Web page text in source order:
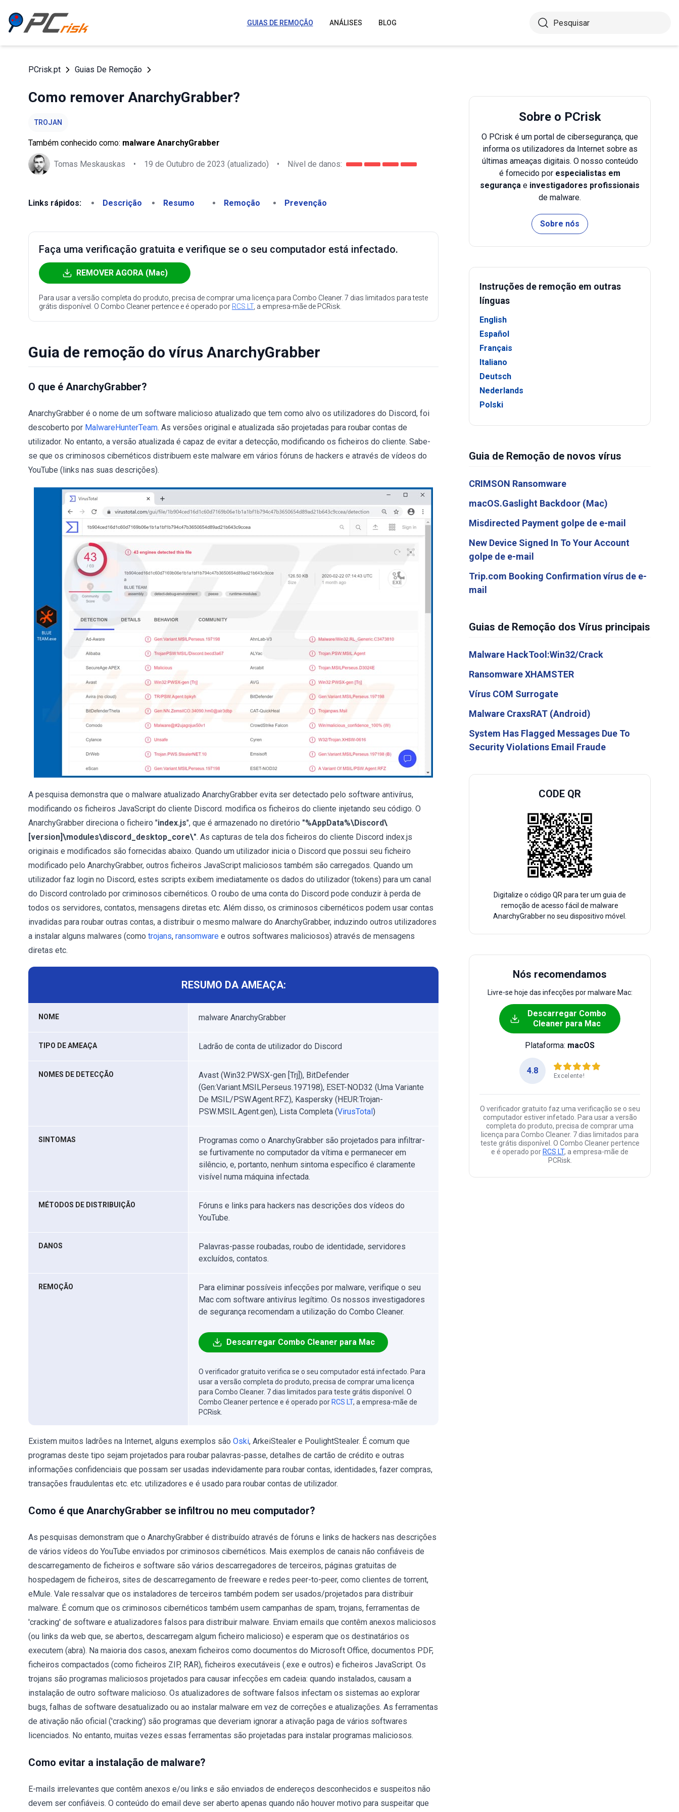
GUIAS DE REMOÇÃO ANÁLISES BLOG
PCrisk.pt Guias De Remoção
Como remover AnarchyGrabber?
TROJAN
Também conhecido como: malware AnarchyGrabber
Tomas Meskauskas • 19 de Outubro de 2023 (atualizado) • Nível de danos:
Links rápidos: Descrição Resumo Remoção Prevenção
Faça uma verificação gratuita e verifique se o seu computador está infectado.
REMOVER AGORA (Mac)
Para usar a versão completa do produto, precisa de comprar uma licença para Combo Cleaner. 7 dias limitados para teste
grátis disponível. O Combo Cleaner pertence e é operado por RCS LT, a empresa-mãe de PCRisk.
Guia de remoção do vírus AnarchyGrabber
O que é AnarchyGrabber?
AnarchyGrabber é o nome de um software malicioso atualizado que tem como alvo os utilizadores do Discord, foi
descoberto por MalwareHunterTeam. As versões original e atualizada são projetadas para roubar contas de
utilizador. No entanto, a versão atualizada é capaz de evitar a detecção, modificando os ficheiros do cliente. Sabe-
se que os criminosos cibernéticos distribuem este malware em vários fóruns de hackers e através de vídeos do
YouTube (links nas suas descrições).
A pesquisa demonstra que o malware atualizado AnarchyGrabber evita ser detectado pelo software antivírus,
modificando os ficheiros JavaScript do cliente Discord. modifica os ficheiros do cliente injetando seu código. O
AnarchyGrabber direciona o ficheiro "index.js", que é armazenado no diretório "%AppData%\Discord\
[version]\modules\discord_desktop_core\". As capturas de tela dos ficheiros do cliente Discord index.js
originais e modificados são fornecidas abaixo. Quando um utilizador inicia o Discord que possui seu ficheiro
modificado pelo AnarchyGrabber, outros ficheiros JavaScript maliciosos também são carregados. Quando um
utilizador faz login no Discord, estes scripts exibem imediatamente os dados do utilizador (tokens) para um canal
do Discord controlado por criminosos cibernéticos. O roubo de uma conta do Discord pode conduzir à perda de
todos os servidores, contatos, mensagens diretas etc. Além disso, os criminosos cibernéticos podem usar contas
invadidas para roubar outras contas, a distribuir o mesmo malware do AnarchyGrabber, induzindo outros utilizadores
a instalar alguns malwares (como trojans, ransomware e outros softwares maliciosos) através de mensagens
diretas etc.
RESUMO DA AMEAÇA:
NOME malware AnarchyGrabber
TIPO DE AMEAÇA Ladrão de conta de utilizador do Discord
NOMES DE DETECÇÃO
Avast (Win32:PWSX-gen [Trj]), BitDefender
(Gen:Variant.MSILPerseus.197198), ESET-NOD32 (Uma Variante
De MSIL/PSW.Agent.RFZ), Kaspersky (HEUR:Trojan-
PSW.MSIL.Agent.gen), Lista Completa (VirusTotal)
SINTOMAS
Programas como o AnarchyGrabber são projetados para infiltrar-
se furtivamente no computador da vítima e permanecer em
silêncio, e, portanto, nenhum sintoma específico é claramente
visível numa máquina infectada.
MÉTODOS DE DISTRIBUIÇÃO
Fóruns e links para hackers nas descrições dos vídeos do
YouTube.
DANOS
Palavras-passe roubadas, roubo de identidade, servidores
excluídos, contatos.
REMOÇÃO
Para eliminar possíveis infecções por malware, verifique o seu
Mac com software antivírus legítimo. Os nossos investigadores
de segurança recomendam a utilização do Combo Cleaner.
Descarregar Combo Cleaner para Mac
O verificador gratuito verifica se o seu computador está infectado. Para
usar a versão completa do produto, precisa de comprar uma licença
para Combo Cleaner. 7 dias limitados para teste grátis disponível. O
Combo Cleaner pertence e é operado por RCS LT, a empresa-mãe de
PCRisk.
Existem muitos ladrões na Internet, alguns exemplos são Oski, ArkeiStealer e PoulightStealer. É comum que
programas deste tipo sejam projetados para roubar palavras-passe, detalhes de cartão de crédito e outras
informações confidenciais que possam ser usadas indevidamente para roubar contas, identidades, fazer compras,
transações fraudulentas etc. etc. utilizadores e é usado para roubar contas de utilizador.
Como é que AnarchyGrabber se infiltrou no meu computador?
As pesquisas demonstram que o AnarchyGrabber é distribuído através de fóruns e links de hackers nas descrições
de vários vídeos do YouTube enviados por criminosos cibernéticos. Mais exemplos de canais não confiáveis de
descarregamento de ficheiros e software são vários descarregadores de terceiros, páginas gratuitas de
hospedagem de ficheiros, sites de descarregamento de freeware e redes peer-to-peer, como clientes de torrent,
eMule. Vale ressalvar que os instaladores de terceiros também podem ser usados/projetados para distribuir
malware. É comum que os criminosos cibernéticos também usem campanhas de spam, trojans, ferramentas de
'cracking' de software e atualizadores falsos para distribuir malware. Enviam emails que contêm anexos maliciosos
(ou links da web que, se abertos, descarregam algum ficheiro malicioso) e esperam que os destinatários os
executem (abra). Na maioria dos casos, anexam ficheiros como documentos do Microsoft Office, documentos PDF,
ficheiros compactados (como ficheiros ZIP, RAR), ficheiros executáveis (.exe e outros) e ficheiros JavaScript. Os
trojans são programas maliciosos projetados para causar infecções em cadeia: quando instalados, causam a
instalação de outro software malicioso. Os atualizadores de software falsos infectam os sistemas ao explorar
bugs, falhas de software desatualizado ou ao instalar malware em vez de correções e atualizações. As ferramentas
de ativação não oficial ('cracking') são programas que deveriam ignorar a ativação paga de vários softwares
licenciados. No entanto, muitas vezes essas ferramentas são projetadas para instalar programas maliciosos.
Como evitar a instalação de malware?
E-mails irrelevantes que contêm anexos e/ou links e são enviados de endereços desconhecidos e suspeitos não
devem ser confiáveis. O conteúdo do email deve ser aberto apenas quando não houver motivo para suspeitar que
Sobre o PCrisk
O PCrisk é um portal de cibersegurança, que
informa os utilizadores da Internet sobre as
últimas ameaças digitais. O nosso conteúdo
é fornecido por especialistas em
segurança e investigadores profissionais
de malware.
Sobre nós
Instruções de remoção em outras
línguas
English
Español
Français
Italiano
Deutsch
Nederlands
Polski
Guia de Remoção de novos vírus
CRIMSON Ransomware
macOS.Gaslight Backdoor (Mac)
Misdirected Payment golpe de e-mail
New Device Signed In To Your Account
golpe de e-mail
Trip.com Booking Confirmation vírus de e-
mail
Guias de Remoção dos Vírus principais
Malware HackTool:Win32/Crack
Ransomware XHAMSTER
Vírus COM Surrogate
Malware CraxsRAT (Android)
System Has Flagged Messages Due To
Security Violations Email Fraude
CODE QR
Digitalize o código QR para ter um guia de
remoção de acesso fácil de malware
AnarchyGrabber no seu dispositivo móvel.
Nós recomendamos
Livre-se hoje das infecções por malware Mac:
Descarregar Combo
Cleaner para Mac
Plataforma: macOS
4.8
Excelente!
O verificador gratuito faz uma verificação se o seu
computador estiver infetado. Para usar a versão
completa do produto, precisa de comprar uma
licença para Combo Cleaner. 7 dias limitados para
teste grátis disponível. O Combo Cleaner pertence
e é operado por RCS LT, a empresa-mãe de
PCRisk.